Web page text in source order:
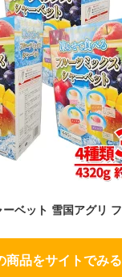
商品をサイトでみる